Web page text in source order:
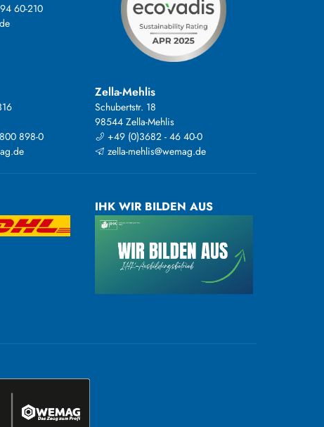
60-210
898-0
Zella-Mehlis
Schubertstr. 18
98544 Zella-Mehlis
+49 (0)3682 - 46 40-0
zella-mehlis@wemag.de
IHK WIR BILDEN AUS